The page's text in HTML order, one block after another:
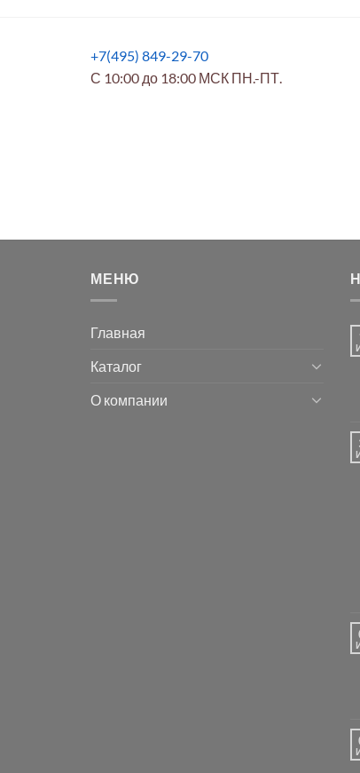
+7(495) 849-29-70
С 10:00 до 18:00 МСК ПН.-ПТ.
МЕНЮ
Главная
Каталог
О компании